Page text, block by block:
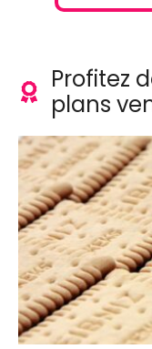
Profitez
plans